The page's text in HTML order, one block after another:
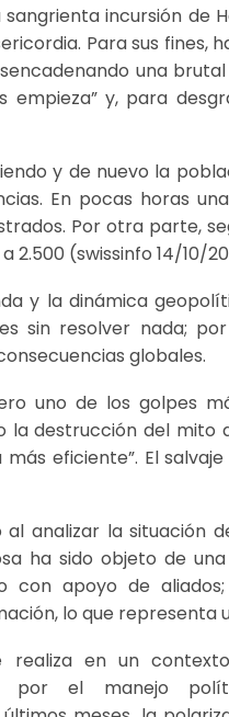
incursión de
Para sus
una
empieza” y, para
y de nuevo la
En pocas horas
Por otra parte,
2.500 (swissinfo 14/10/
y la dinámica
sin resolver nada;
globales.
uno de los golpes
destrucción del mito
eficiente”. El
analizar la situación
ha sido objeto de
con apoyo de
lo que representa
realiza en un
por el manejo